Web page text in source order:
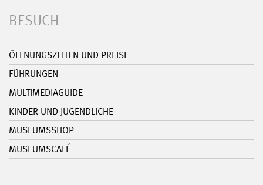
BESUCH
ÖFFNUNGSZEITEN UND PREISE
FÜHRUNGEN
MULTIMEDIAGUIDE
KINDER UND JUGENDLICHE
MUSEUMSSHOP
MUSEUMSCAFÉ